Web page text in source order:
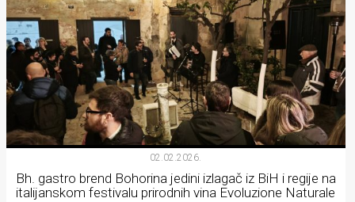
02.02.2026.
Bh. gastro brend Bohorina jedini izlagač iz BiH i regije na
italijanskom festivalu prirodnih vina Evoluzione Naturale